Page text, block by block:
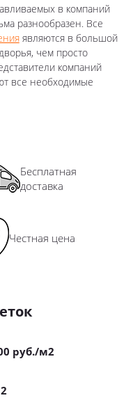
в компаний
разнообразен. Все
являются в большой
чем просто
компаний
все необходимые
Бесплатная
доставка
Честная цена
руб./м2